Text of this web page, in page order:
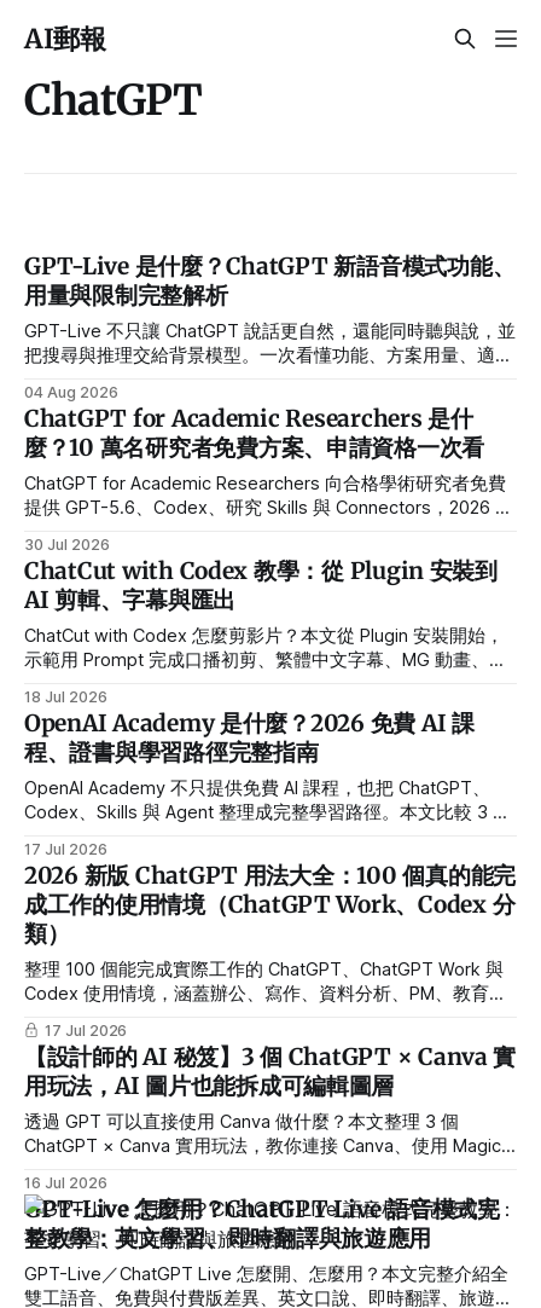
AI郵報
ChatGPT
GPT-Live 是什麼？ChatGPT 新語音模式功能、
用量與限制完整解析
GPT-Live 不只讓 ChatGPT 說話更自然，還能同時聽與說，並
把搜尋與推理交給背景模型。一次看懂功能、方案用量、適合
04 Aug 2026
ChatGPT for Academic Researchers 是什
麼？10 萬名研究者免費方案、申請資格一次看
ChatGPT for Academic Researchers 向合格學術研究者免費
提供 GPT-5.6、Codex、研究 Skills 與 Connectors，2026 年
30 Jul 2026
ChatCut with Codex 教學：從 Plugin 安裝到
AI 剪輯、字幕與匯出
ChatCut with Codex 怎麼剪影片？本文從 Plugin 安裝開始，
示範用 Prompt 完成口播初剪、繁體中文字幕、MG 動畫、配
18 Jul 2026
OpenAI Academy 是什麼？2026 免費 AI 課
程、證書與學習路徑完整指南
OpenAI Academy 不只提供免費 AI 課程，也把 ChatGPT、
Codex、Skills 與 Agent 整理成完整學習路徑。本文比較 3 門
17 Jul 2026
2026 新版 ChatGPT 用法大全：100 個真的能完
成工作的使用情境（ChatGPT Work、Codex 分
類）
整理 100 個能完成實際工作的 ChatGPT、ChatGPT Work 與
Codex 使用情境，涵蓋辦公、寫作、資料分析、PM、教育、
開發與財務決策。
17 Jul 2026
【設計師的 AI 秘笈】3 個 ChatGPT × Canva 實
用玩法，AI 圖片也能拆成可編輯圖層
透過 GPT 可以直接使用 Canva 做什麼？本文整理 3 個
ChatGPT × Canva 實用玩法，教你連接 Canva、使用 Magic
素材、搜尋與修改既有設計。
16 Jul 2026
GPT-Live 怎麼用？ChatGPT Live 語音模式完
整教學：英文學習、即時翻譯與旅遊應用
GPT-Live／ChatGPT Live 怎麼開、怎麼用？本文完整介紹全
雙工語音、免費與付費版差異、英文口說、即時翻譯、旅遊規